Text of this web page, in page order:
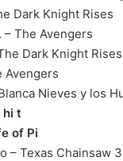
Dark Knight Rises
The Avengers
Dark Knight Rises
Avengers
Nieves y los
hi t
of Pi
– Texas Chainsaw